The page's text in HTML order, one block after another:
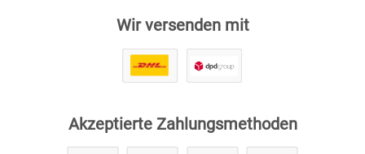
Wir versenden mit
Akzeptierte Zahlungsmethoden